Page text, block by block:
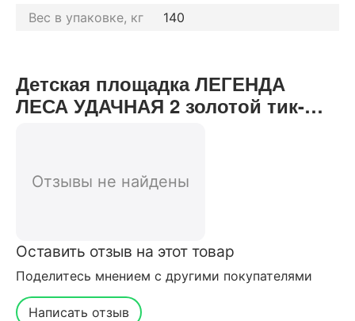
Вес в упаковке, кг
140
Детская площадка ЛЕГЕНДА
ЛЕСА УДАЧНАЯ 2 золотой тик-
магазина
Отзывы не найдены
Оставить отзыв на этот товар
Поделитесь мнением с другими покупателями
Написать отзыв